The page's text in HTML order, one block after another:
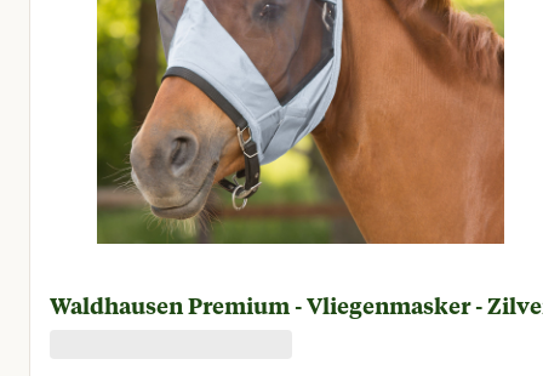
Waldhausen Premium - Vliegenmasker -